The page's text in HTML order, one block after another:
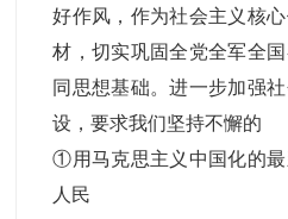
好作风，作为社会主义核
材，切实巩固全党全军全
同思想基础。进一步加强
设，要求我们坚持不懈的
①用马克思主义中国化的
人民